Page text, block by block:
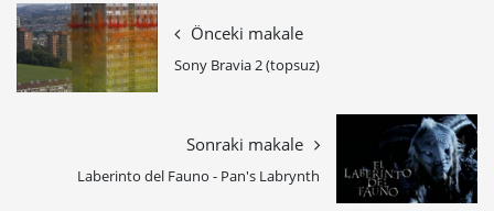
Önceki makale
Sony Bravia 2 (topsuz)
Sonraki makale
Laberinto del Fauno - Pan's Labrynth